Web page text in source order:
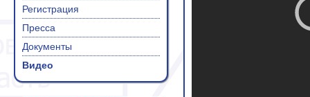
Регистрация
Пресса
Документы
Видео